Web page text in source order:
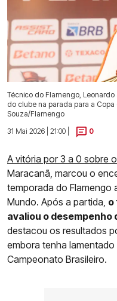
Técnico do Flamengo,
do clube na parada para a
Souza/Flamengo
31 Mai 2026 | 21:00 |
0
A vitória por 3 a 0 sobre
Maracanã, marcou o
temporada do Flamengo
Mundo. Após a partida, o
avaliou o desempenho
destacou os resultados
embora tenha
Campeonato Brasileiro.